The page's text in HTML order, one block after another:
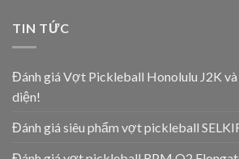
TIN TỨC
Đánh giá Vợt Pickleball Honolulu J2K
diện!
Đánh giá siêu phẩm vợt pickleball